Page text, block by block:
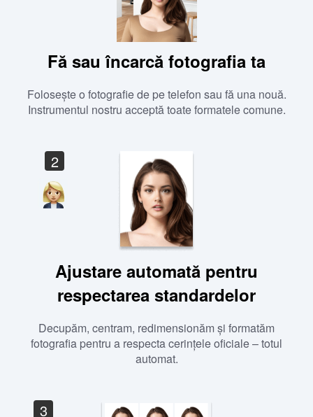
Fă sau încarcă fotografia ta
Folosește o fotografie de pe telefon sau fă una nouă.
Instrumentul nostru acceptă toate formatele comune.
2
Ajustare automată pentru
respectarea standardelor
Decupăm, centram, redimensionăm și formatăm
fotografia pentru a respecta cerințele oficiale – totul
automat.
3